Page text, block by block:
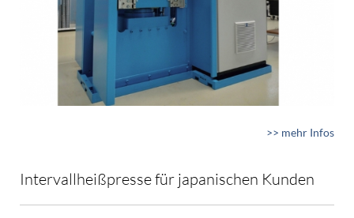
>> mehr Infos
Intervallheißpresse für japanischen Kunden